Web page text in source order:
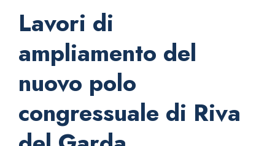
Lavori di
ampliamento del
nuovo polo
congressuale di Riva